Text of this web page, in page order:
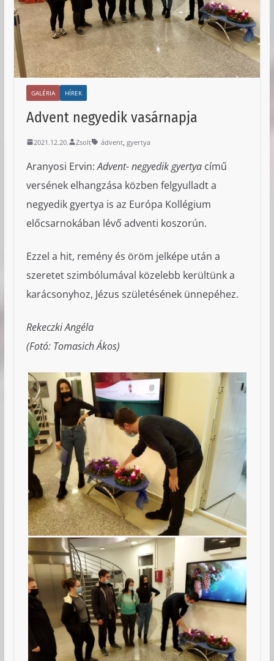
GALÉRIA HÍREK
Advent negyedik vasárnapja
2021.12.20. Zsolt ádvent, gyertya
Aranyosi Ervin:Advent- negyedik gyertyacímű
versének elhangzása közben felgyulladt a
negyedik gyertya is az Európa Kollégium
előcsarnokában lévő adventi koszorún.
Ezzel a hit, remény és öröm jelképe után a
szeretet szimbólumával közelebb kerültünk a
karácsonyhoz, Jézus születésének ünnepéhez.
Rekeczki Angéla
(Fotó: Tomasich Ákos)